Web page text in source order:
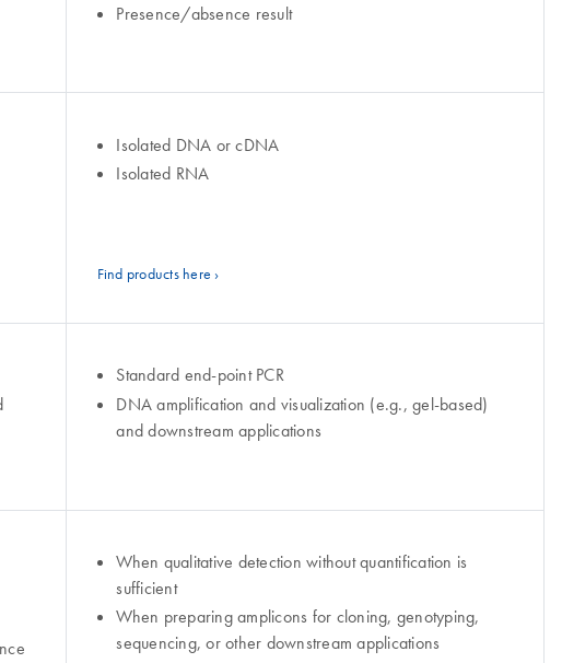
Presence/absence result
Isolated DNA or cDNA
Isolated RNA
Find products here ›
Standard end-point PCR
DNA amplification and visualization (e.g., gel-based)
and downstream applications
When qualitative detection without quantification is
sufficient
When preparing amplicons for cloning, genotyping,
sequencing, or other downstream applications